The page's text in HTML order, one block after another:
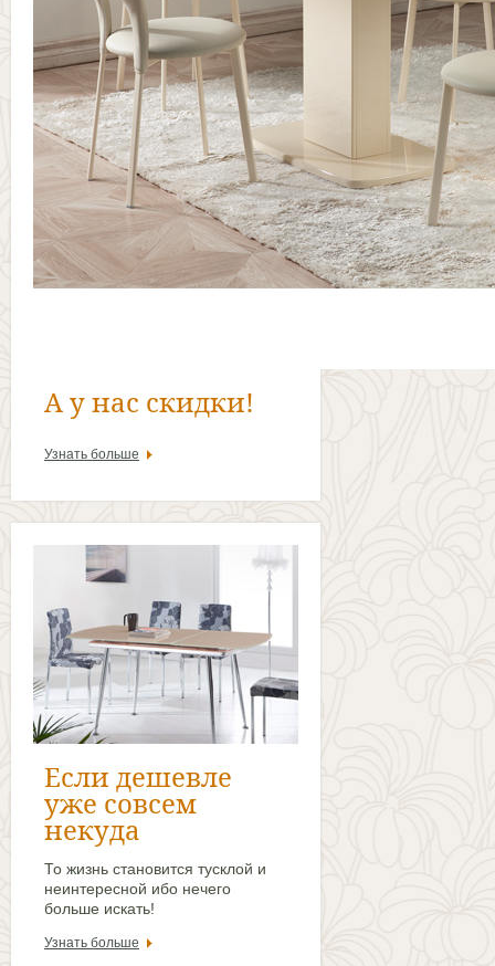
А у нас скидки!
Узнать больше
Если дешевле
уже совсем
некуда
То жизнь становится тусклой и
неинтересной ибо нечего
больше искать!
Узнать больше